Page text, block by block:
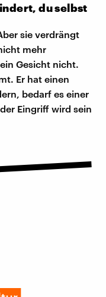
du selbst
sie verdrängt
mehr
Gesicht nicht.
Er hat einen
bedarf es einer
Eingriff wird sein